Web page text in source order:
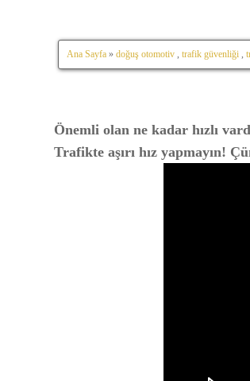
Ana Sayfa » doğuş otomotiv , trafik güvenliği ,
Önemli olan ne kadar hızlı
Trafikte aşırı hız yapmayın!